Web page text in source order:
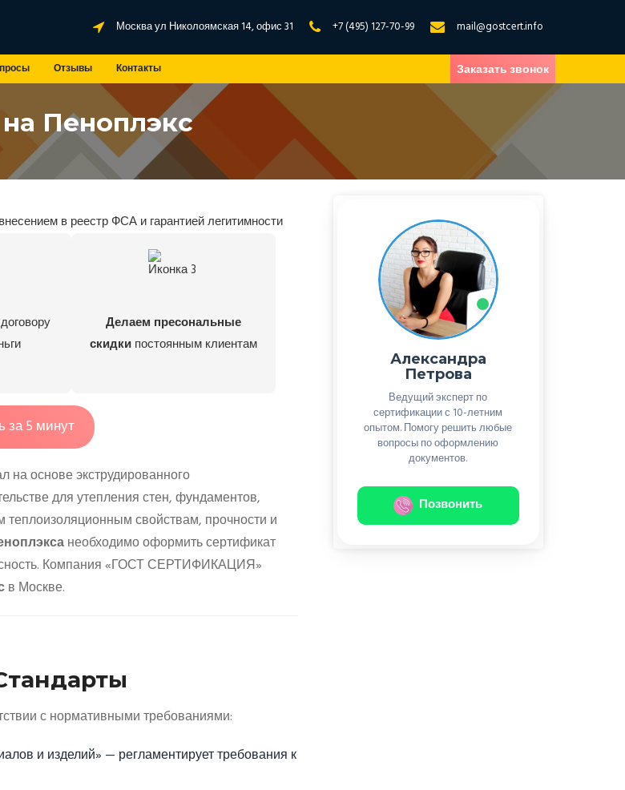
Москва ул Николоямская 14, офис 31 +7 (495) 127-70-99 mail@gostcert.info
Отзывы Контакты Заказать звонок
Пеноплэкс
в реестр ФСА и гарантией легитимности
Делаем пресональные
скидки постоянным клиентам
за 5 минут
основе экструдированного
для утепления стен, фундаментов,
свойствам, прочности и
необходимо оформить сертификат
Компания «ГОСТ СЕРТИФИКАЦИЯ»
в Москве.
с нормативными требованиями:
и изделий» — регламентирует требования к
Александра
Петрова
Ведущий эксперт по
сертификации с 10-летним
опытом. Помогу решить любые
вопросы по оформлению
документов.
Позвонить